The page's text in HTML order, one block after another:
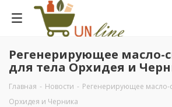
Регенерирующее масло-
для тела Орхидея и
Главная - Новости - Регенерирующее масло-
Орхидея и Черника